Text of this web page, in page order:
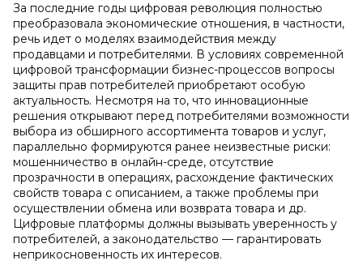
За последние годы цифровая революция полностью
преобразовала экономические отношения, в частности,
речь идет о моделях взаимодействия между
продавцами и потребителями. В условиях современной
цифровой трансформации бизнес-процессов вопросы
защиты прав потребителей приобретают особую
актуальность. Несмотря на то, что инновационные
решения открывают перед потребителями возможности
выбора из обширного ассортимента товаров и услуг,
параллельно формируются ранее неизвестные риски:
мошенничество в онлайн-среде, отсутствие
прозрачности в операциях, расхождение фактических
свойств товара с описанием, а также проблемы при
осуществлении обмена или возврата товара и др.
Цифровые платформы должны вызывать уверенность у
потребителей, а законодательство — гарантировать
неприкосновенность их интересов.